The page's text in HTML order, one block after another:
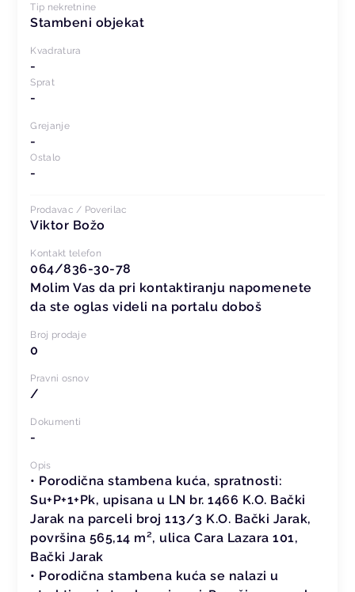
Tip nekretnine
Stambeni objekat
Kvadratura
-
Sprat
-
Grejanje
-
Ostalo
-
Prodavac / Poverilac
Viktor Božo
Kontakt telefon
064/836-30-78
Molim Vas da pri kontaktiranju napomenete
da ste oglas videli na portalu doboš
Broj prodaje
0
Pravni osnov
/
Dokumenti
-
Opis
• Porodična stambena kuća, spratnosti:
Su+P+1+Pk, upisana u LN br. 1466 K.O. Bački
Jarak na parceli broj 113/3 K.O. Bački Jarak,
površina 565,14 m², ulica Cara Lazara 101,
Bački Jarak
• Porodična stambena kuća se nalazi u